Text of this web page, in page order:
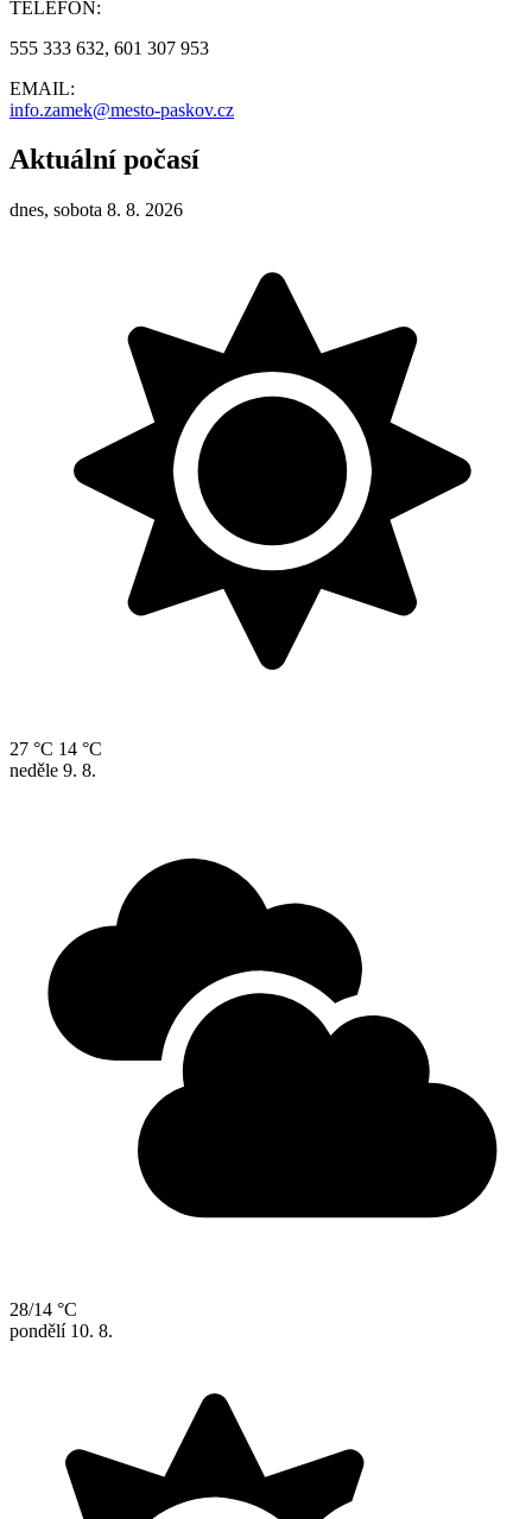
TELEFON:
555 333 632, 601 307 953
EMAIL:
info.zamek@mesto-paskov.cz
Aktuální počasí
dnes, sobota 8. 8. 2026
27 °C 14 °C
neděle 9. 8.
28/14 °C
pondělí 10. 8.